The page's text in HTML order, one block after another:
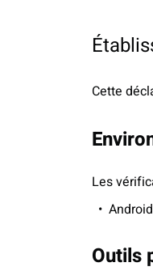
Cette
Les
Outils